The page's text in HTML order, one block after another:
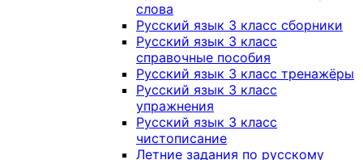
слова
Русский язык 3 класс сборники
Русский язык 3 класс
справочные пособия
Русский язык 3 класс тренажёры
Русский язык 3 класс
упражнения
Русский язык 3 класс
чистописание
Летние задания по русскому